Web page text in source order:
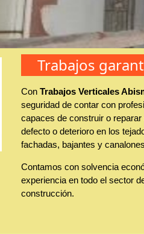
Trabajos
Con Trabajos Verticales
seguridad de contar con
capaces de construir o reparar
defecto o deterioro en los
fachadas, bajantes y
Contamos con solvencia
experiencia en todo el sector
construcción.